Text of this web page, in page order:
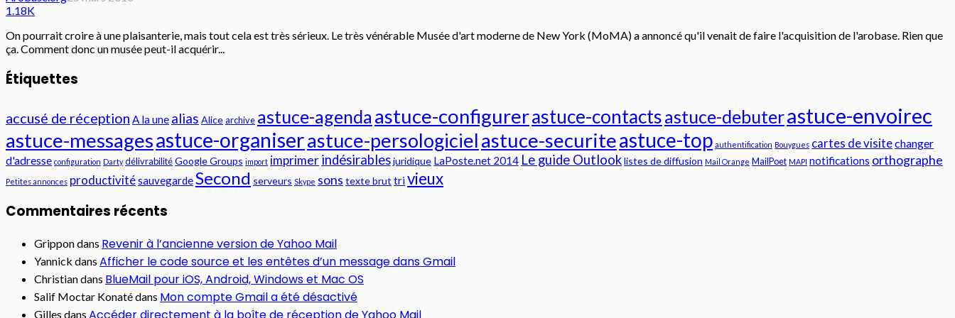
1.18K
On pourrait croire à une plaisanterie, mais tout cela est très sérieux. Le très vénérable Musée d'art moderne de New York (MoMA) a annoncé qu'il venait de faire l'acquisition de l'arobase. Rien que
ça. Comment donc un musée peut-il acquérir...
Étiquettes
accusé de réception A la une alias Alicearchive astuce-agenda astuce-configurerastuce-contactsastuce-debuterastuce-envoirec
astuce-messagesastuce-organiserastuce-persologicielastuce-securiteastuce-top authentification Bouygues cartes de visitechanger
d'adresse configuration Darty délivrabilitéGoogle Groups import imprimerindésirablesjuridique LaPoste.net 2014 Le guide Outlooklistes de diffusion Mail Orange MailPoet MAPI notifications orthographe
Petites annonces productivitésauvegardeSecond serveurs Skype sons texte brut trivieux
Commentaires récents
Grippondans Revenir à l’ancienne version de Yahoo Mail
Yannick dans Afficher le code source et les entêtes d’un message dans Gmail
Christiandans BlueMail pour iOS, Android, Windows et Mac OS
Salif Moctar Konatédans Mon compte Gmail a été désactivé
Gilles dans